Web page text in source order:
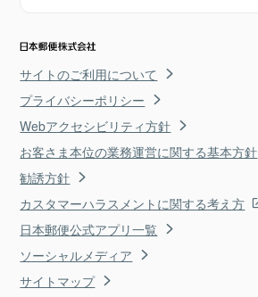
サイトのご利用について
プライバシーポリシー
Webアクセシビリティ方針
お客さま本位の業務運営に関する基本方針
勧誘方針
カスタマーハラスメントに関する考え方
日本郵便公式アプリ一覧
ソーシャルメディア
サイトマップ